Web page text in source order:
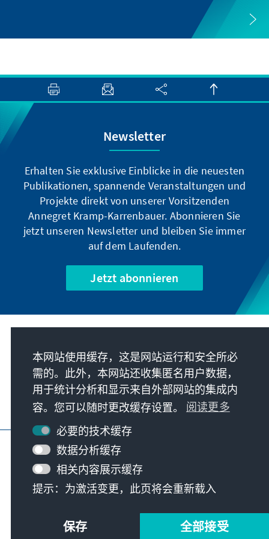
Newsletter
Erhalten Sie exklusive Einblicke in die neuesten
Publikationen, spannende Veranstaltungen und
Projekte direkt von unserer Vorsitzenden
Annegret Kramp-Karrenbauer. Abonnieren Sie
jetzt unseren Newsletter und bleiben Sie immer
auf dem Laufenden.
Jetzt abonnieren
联系
基金会更多项目
版本说明 隐私
Erklärung zur Barrierefreiheit
网站地图
© Konrad-Adenauer-Stiftung e.V. 2026
本网站使用缓存，这是网站运行和安全所必
需的。此外，本网站还收集匿名用户数据，
用于统计分析和显示来自外部网站的集成内
容。您可以随时更改缓存设置。 阅读更多
必要的技术缓存
数据分析缓存
相关内容展示缓存
提示：为激活变更，此页将会重新载入
保存 全部接受